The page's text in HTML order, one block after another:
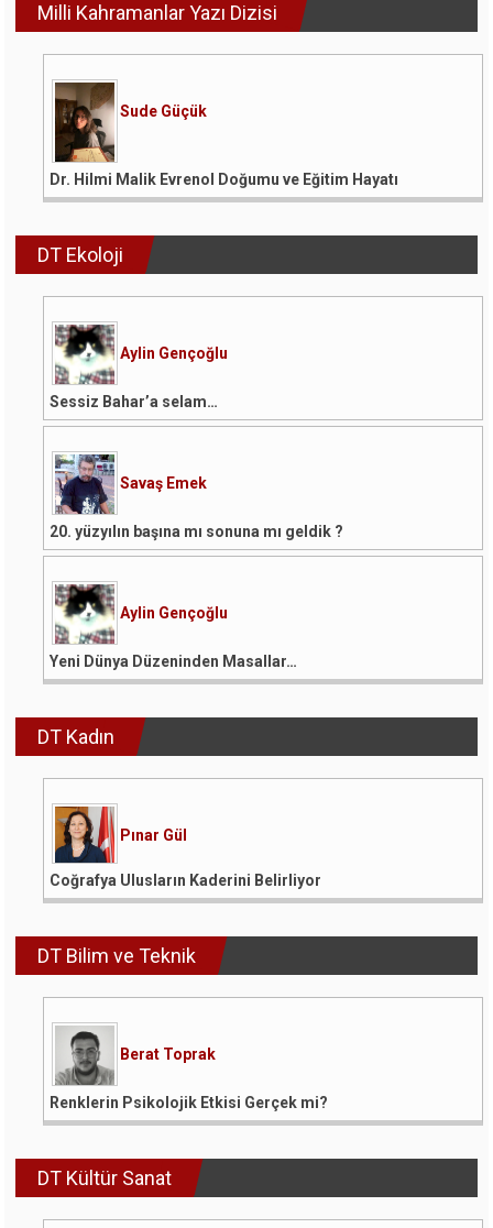
Atılsın!
için
Milli Kahramanlar Yazı Dizisi
Sude Güçük
Dr. Hilmi Malik Evrenol Doğumu ve Eğitim Hayatı
DT Ekoloji
Aylin Gençoğlu
Sessiz Bahar’a selam…
Savaş Emek
20. yüzyılın başına mı sonuna mı geldik ?
Aylin Gençoğlu
Yeni Dünya Düzeninden Masallar…
DT Kadın
Pınar Gül
Coğrafya Ulusların Kaderini Belirliyor
DT Bilim ve Teknik
Berat Toprak
Renklerin Psikolojik Etkisi Gerçek mi?
DT Kültür Sanat